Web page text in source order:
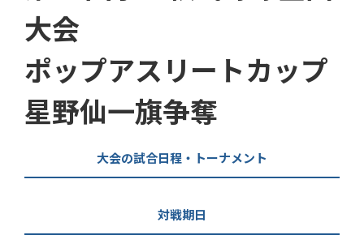
大会
ポップアスリートカップ
星野仙一旗争奪
大会の試合日程・トーナメント
対戦期日